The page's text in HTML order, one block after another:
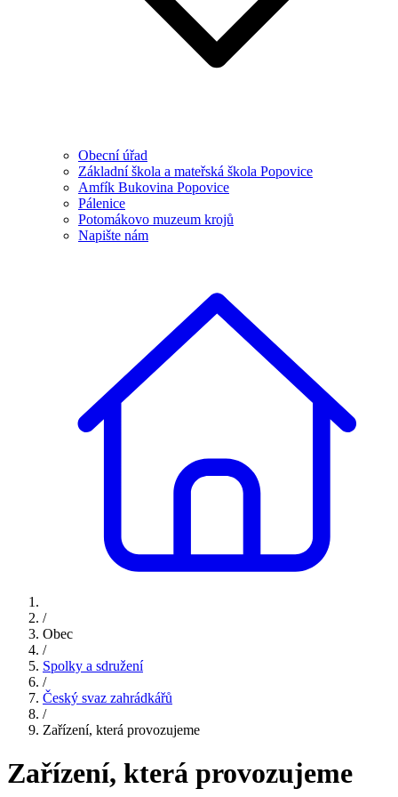
Obecní úřad
Základní škola a mateřská škola Popovice
Amfík Bukovina Popovice
Pálenice
Potomákovo muzeum krojů
Napište nám
/
Obec
/
Spolky a sdružení
/
Český svaz zahrádkářů
/
Zařízení, která provozujeme
Zařízení, která provozujeme